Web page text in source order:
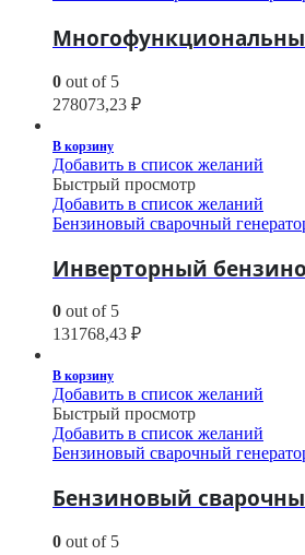
0 out of 5
278073,23 ₽
В корзину
Добавить в список желаний
Быстрый просмотр
Добавить в список желаний
Бензиновый сварочный
Инверторный
0 out of 5
131768,43 ₽
В корзину
Добавить в список желаний
Быстрый просмотр
Добавить в список желаний
Бензиновый сварочный
Бензиновый
0 out of 5